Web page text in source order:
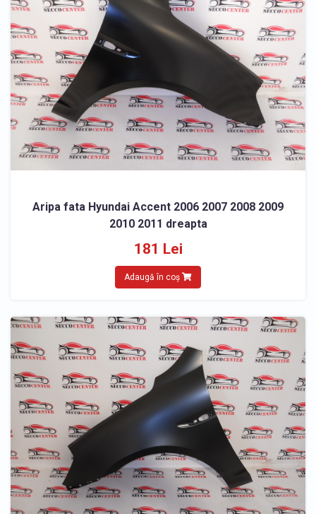
Aripa fata Hyundai Accent 2006 2007 2008 2009
2010 2011 dreapta
181 Lei
Adaugă în coș